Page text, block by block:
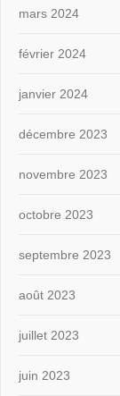
mars 2024
février 2024
janvier 2024
décembre 2023
novembre 2023
octobre 2023
septembre 2023
août 2023
juillet 2023
juin 2023